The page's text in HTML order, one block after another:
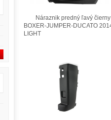
Náraznik predný ľavý čierny
BOXER-JUMPER-DUCATO
LIGHT